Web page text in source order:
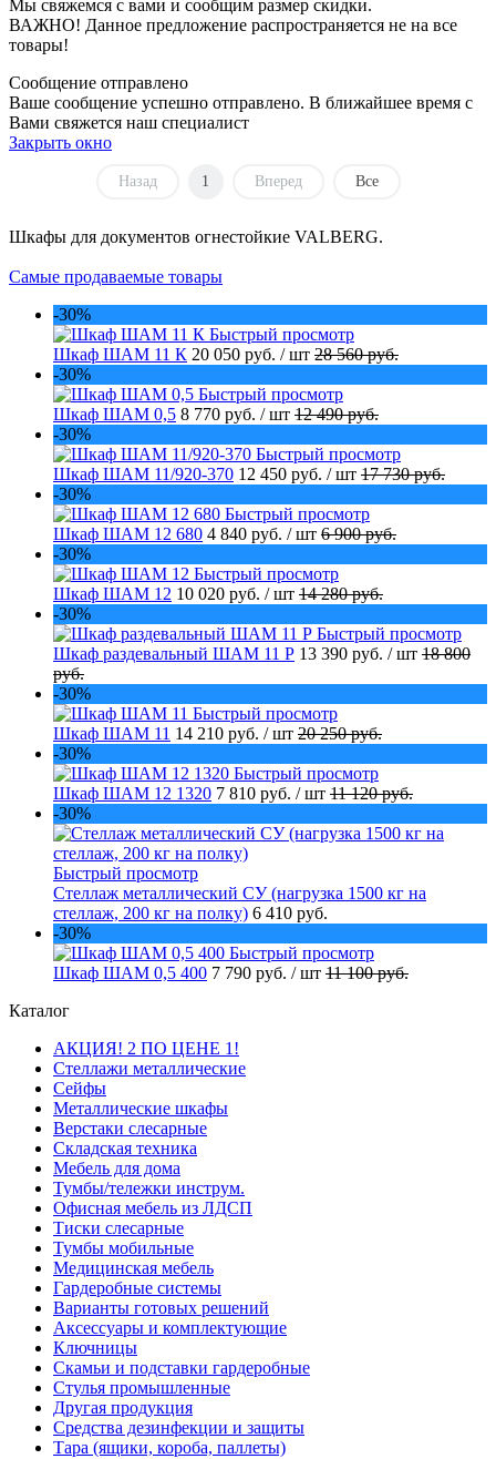
Мы свяжемся с вами и сообщим размер скидки.
ВАЖНО! Данное предложение распространяется не на все
товары!
Сообщение отправлено
Ваше сообщение успешно отправлено. В ближайшее время с
Вами свяжется наш специалист
Закрыть окно
Назад 1 Вперед Все
Шкафы для документов огнестойкие VALBERG.
Самые продаваемые товары
-30%
Быстрый просмотр
Шкаф ШАМ 11 К 20 050 руб. / шт 28 560 руб.
-30%
Быстрый просмотр
Шкаф ШАМ 0,5 8 770 руб. / шт 12 490 руб.
-30%
Быстрый просмотр
Шкаф ШАМ 11/920-370 12 450 руб. / шт 17 730 руб.
-30%
Быстрый просмотр
Шкаф ШАМ 12 680 4 840 руб. / шт 6 900 руб.
-30%
Быстрый просмотр
Шкаф ШАМ 12 10 020 руб. / шт 14 280 руб.
-30%
Быстрый просмотр
Шкаф раздевальный ШАМ 11 Р 13 390 руб. / шт 18 800
руб.
-30%
Быстрый просмотр
Шкаф ШАМ 11 14 210 руб. / шт 20 250 руб.
-30%
Быстрый просмотр
Шкаф ШАМ 12 1320 7 810 руб. / шт 11 120 руб.
-30%
Быстрый просмотр
Стеллаж металлический СУ (нагрузка 1500 кг на
стеллаж, 200 кг на полку) 6 410 руб.
-30%
Быстрый просмотр
Шкаф ШАМ 0,5 400 7 790 руб. / шт 11 100 руб.
Каталог
АКЦИЯ! 2 ПО ЦЕНЕ 1!
Стеллажи металлические
Сейфы
Металлические шкафы
Верстаки слесарные
Складская техника
Мебель для дома
Тумбы/тележки инструм.
Офисная мебель из ЛДСП
Тиски слесарные
Тумбы мобильные
Медицинская мебель
Гардеробные системы
Варианты готовых решений
Аксессуары и комплектующие
Ключницы
Скамьи и подставки гардеробные
Стулья промышленные
Другая продукция
Средства дезинфекции и защиты
Тара (ящики, короба, паллеты)